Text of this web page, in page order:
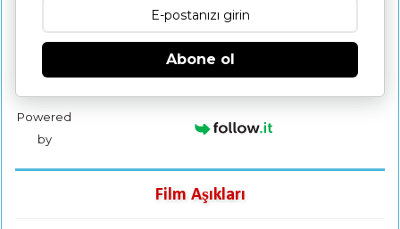
Abone ol
Powered
by
Film Aşıkları